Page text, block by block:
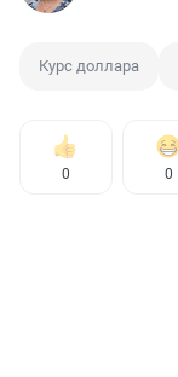
Курс доллара
0 0